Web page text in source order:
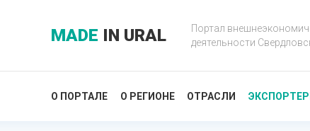
MADE IN URAL
Портал
деятельности
О ПОРТАЛЕ О РЕГИОНЕ ОТРАСЛИ